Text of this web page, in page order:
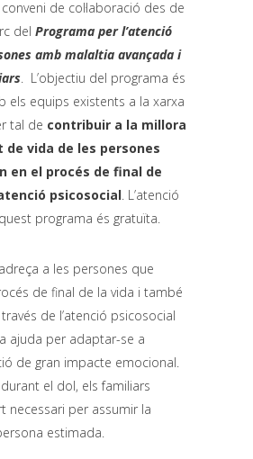
de col·laboració des de
del Programa per l’atenció
amb malaltia avançada i
. L’objectiu del programa és
els equips existents a la xarxa
tal de contribuir a la millora
vida de les persones
en el procés de final de
psicosocial . L’atenció
programa és gratuïta.
a les persones que
de final de la vida i també
de l’atenció psicosocial
ajuda per adaptar-se a
de gran impacte emocional.
el dol, els familiars
necessari per assumir la
estimada.